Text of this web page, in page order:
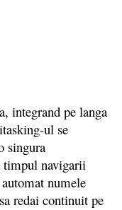
integrand pe langa
ul se
singura
timpul navigarii
numele
redai continuit pe